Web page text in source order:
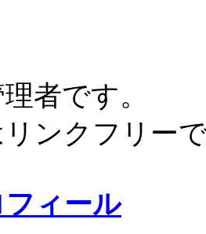
者です。
ンクフリー
ィール